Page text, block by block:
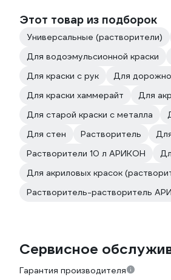
Этот товар из подборок
Универсальные (растворители)
Для водоэмульсионной краски
Для краски с рук
Для
Для краски хаммерайт
Для
Для старой краски с металла
Для стен
Растворитель
Растворители 10 л АРИКОН
Для акриловых красок
Растворитель-растворитель
Сервисное
Гарантия производителя